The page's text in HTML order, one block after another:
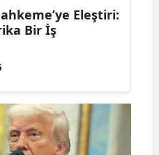
Eleştiri:
Bir İş